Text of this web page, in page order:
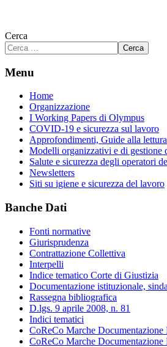
Cerca
Cerca
Menu
Home
Organizzazione
I Working Papers di Olympus
COVID-19 e sicurezza sul lavoro
Approfondimenti, Guide alla lettura
Modelli organizzativi e di gestione
Salute e sicurezza degli operatori
Newsletters
Siti su igiene e sicurezza del lavoro
Banche Dati
Fonti normative
Giurisprudenza
Contrattazione Collettiva
Interpelli
Indice tematico Corte di Giustizia
Documentazione istituzionale,
Rassegna bibliografica
D.lgs. 9 aprile 2008, n. 81
Indici tematici
CoReCo Marche Documentazione
CoReCo Marche